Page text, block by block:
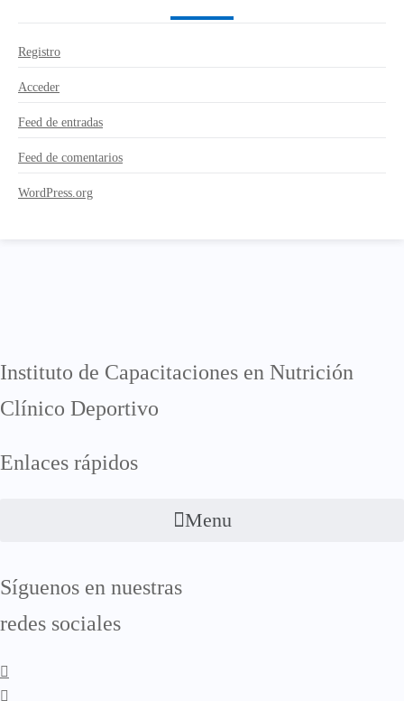
Registro
Acceder
Feed de entradas
Feed de comentarios
WordPress.org
Instituto de Capacitaciones en Nutrición
Clínico Deportivo
Enlaces rápidos
Menu
Síguenos en nuestras
redes sociales